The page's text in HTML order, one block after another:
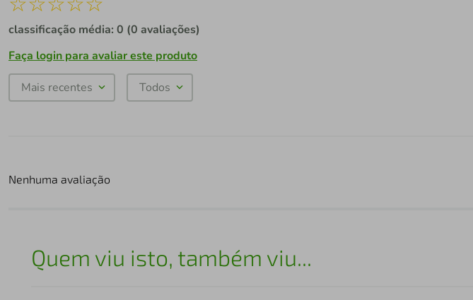
classificação média: 0 (0 avaliações)
Faça login para avaliar este produto
Mais recentes Todos
Nenhuma avaliação
Quem viu isto, também viu...